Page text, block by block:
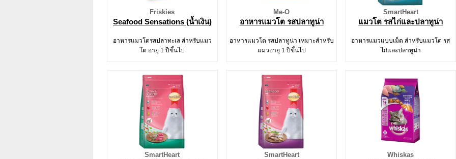
Friskies
Seafood Sensations (น้ำเงิน)
อาหารแมวโตรสปลาทะเล สำหรับแมว
โต อายุ 1 ปีขึ้นไป
Me-O
อาหารแมวโต รสปลาทูน่า
อาหารแมวโต รสปลาทูน่า เหมาะสำหรับ
แมวอายุ 1 ปีขึ้นไป
SmartHeart
แมวโต รสไก่และปลาทูน่า
อาหารแมวแบบเม็ด สำหรับแมวโต รส
ไก่และปลาทูน่า
SmartHeart SmartHeart Whiskas